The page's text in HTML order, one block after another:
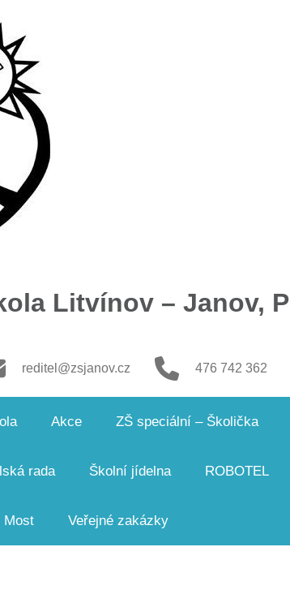
Litvínov – Janov,
476 742 362
reditel@zsjanov.cz
Akce ZŠ speciální – Školička
rada Školní jídelna ROBOTEL
Most Veřejné zakázky